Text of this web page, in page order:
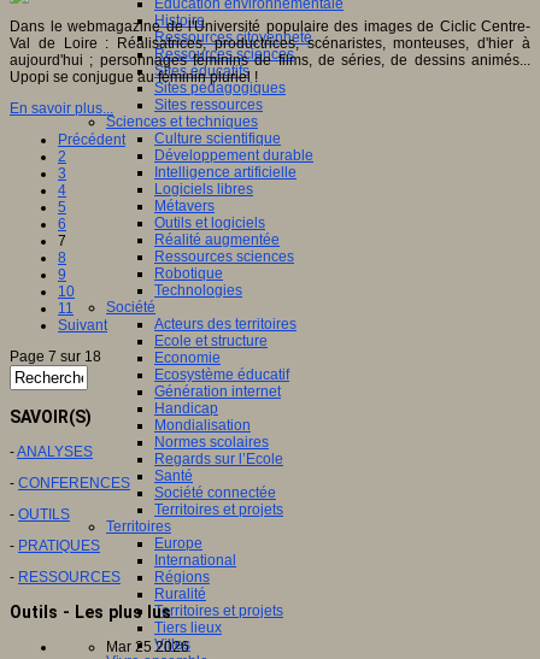
Education environnementale
Histoire
Ressources citoyenneté
Ressources sciences
Sites éducatifs
Sites pédagogiques
Sites ressources
Sciences et techniques
Culture scientifique
Développement durable
Intelligence artificielle
Logiciels libres
Métavers
Outils et logiciels
Réalité augmentée
Ressources sciences
Robotique
Technologies
Société
Acteurs des territoires
Ecole et structure
Economie
Ecosystème éducatif
Génération internet
Handicap
Mondialisation
Normes scolaires
Regards sur l’Ecole
Santé
Société connectée
Territoires et projets
Territoires
Europe
International
Régions
Ruralité
Territoires et projets
Tiers lieux
Villes
Dans le webmagazine de l'Université populaire des images de Ciclic Centre-
Val de Loire : Réalisatrices, productrices, scénaristes, monteuses, d'hier à
aujourd'hui ; personnages féminins de films, de séries, de dessins animés...
Upopi se conjugue au féminin pluriel !
En savoir plus...
Précédent
2
3
4
5
6
7
8
9
10
11
Suivant
Page 7 sur 18
SAVOIR(S)
-ANALYSES
- CONFERENCES
- OUTILS
- PRATIQUES
- RESSOURCES
Outils - Les plus lus
Mar 25 2026